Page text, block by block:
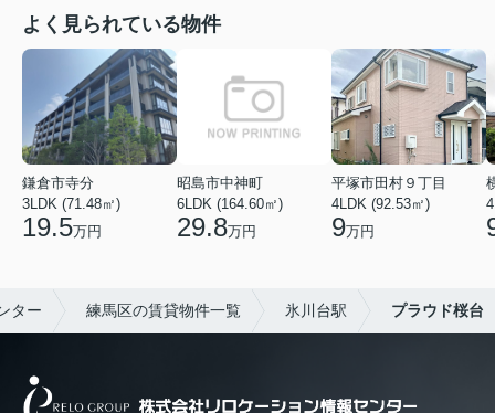
よく見られている物件
鎌倉市寺分
3LDK (71.48㎡)
19.5万円
昭島市中神町
6LDK (164.60㎡)
29.8万円
平塚市田村９丁目
4LDK (92.53㎡)
9万円
ター 練馬区の賃貸物件一覧 氷川台駅 プラウド桜台